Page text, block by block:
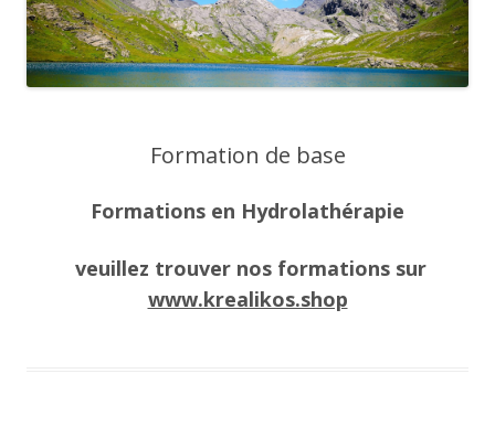
Formation de base
Formations en Hydrolathérapie
veuillez trouver nos formations sur
www.krealikos.shop